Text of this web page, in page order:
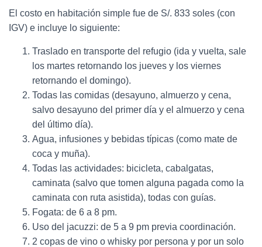
El costo en habitación simple fue de S/. 833 soles (con
IGV) e incluye lo siguiente:
Traslado en transporte del refugio (ida y vuelta, sale
los martes retornando los jueves y los viernes
retornando el domingo).
Todas las comidas (desayuno, almuerzo y cena,
salvo desayuno del primer día y el almuerzo y cena
del último día).
Agua, infusiones y bebidas típicas (como mate de
coca y muña).
Todas las actividades: bicicleta, cabalgatas,
caminata (salvo que tomen alguna pagada como la
caminata con ruta asistida), todas con guías.
Fogata: de 6 a 8 pm.
Uso del jacuzzi: de 5 a 9 pm previa coordinación.
2 copas de vino o whisky por persona y por un solo